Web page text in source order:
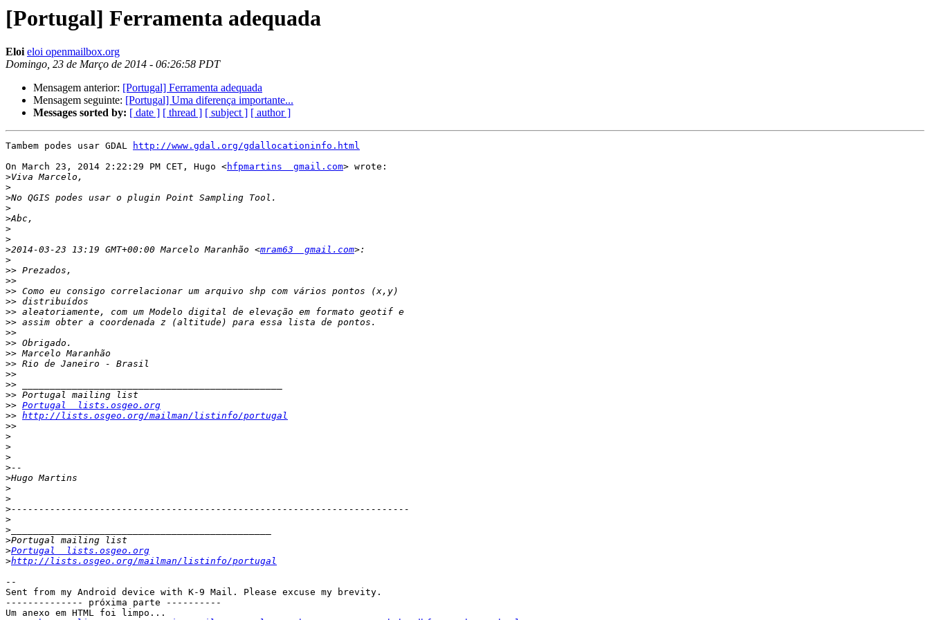
[Portugal] Ferramenta adequada
Eloi eloi openmailbox.org
Domingo, 23 de Março de 2014 - 06:26:58 PDT
Mensagem anterior: [Portugal] Ferramenta adequada
Mensagem seguinte: [Portugal] Uma diferença importante...
Messages sorted by: [ date ] [ thread ] [ subject ] [ author ]
Tambem podes usar GDAL
http://www.gdal.org/gdallocationinfo.html
On March 23, 2014 2:22:29 PM CET, Hugo <hfpmartins  gmail.com> wrote:
>
>
>
>
>
>
>
>2014-03-23 13:19 GMT+00:00 Marcelo Maranhão <mram63  gmail.com
>
>>
>>
>>
>>
>>
>>
>>
>>
>>
>>
>>
>>
>>
>> Portugal  lists.osgeo.org
>> http://lists.osgeo.org/mailman/listinfo/portugal
>>
>
>
>
>
>
>
>
>
>
>
>
>Portugal  lists.osgeo.org
>http://lists.osgeo.org/mailman/listinfo/portugal
--
Sent from my Android device with K-9 Mail. Please excuse my brevity.
-------------- próxima parte ----------
Um anexo em HTML foi limpo...